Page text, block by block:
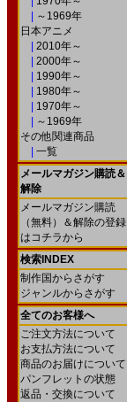
～1969年
日本アニメ
2010年～
2000年～
1990年～
1980年～
1970年～
～1969年
その他関連商品
一覧
メールマガジン購読＆
解除
メールマガジン購読
（無料）＆解除の登録
はコチラから
検索INDEX
制作国からさがす
ジャンルからさがす
全てのお客様へ
ご注文方法について
お支払方法について
商品のお届けについて
パンフレットの状態
返品・交換について